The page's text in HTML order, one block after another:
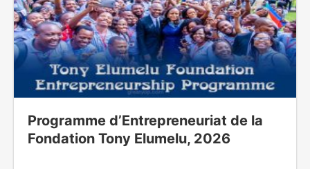
Programme d’Entrepreneuriat de la
Fondation Tony Elumelu, 2026